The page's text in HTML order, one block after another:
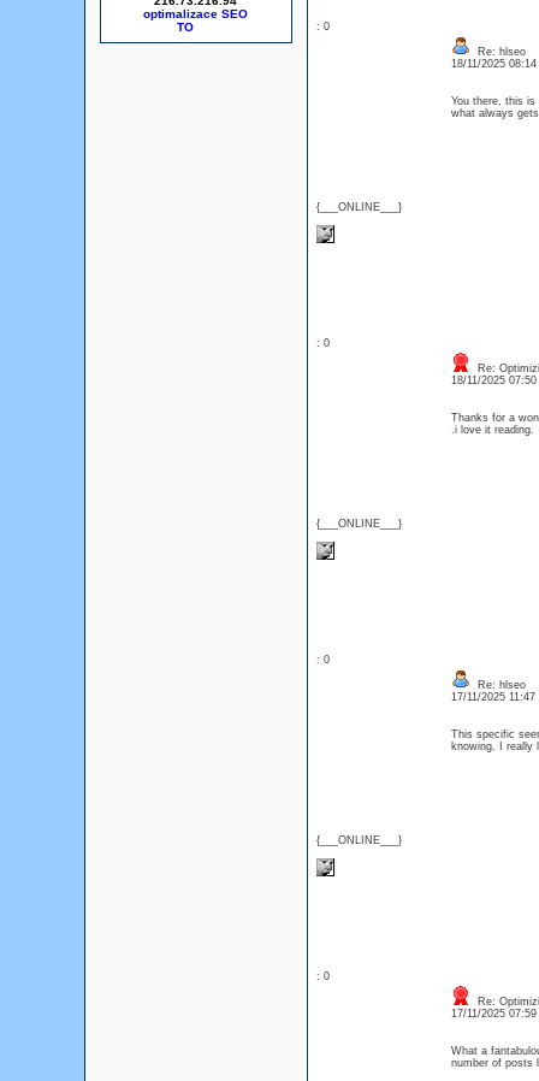
optimalizace SEO
: 0
{___ONLINE___}
Re: hlseo
18/11/2025
You there, this
what always
: 0
{___ONLINE___}
Re:
18/11/2025
Thanks for a
.i love it
: 0
{___ONLINE___}
Re: hlseo
17/11/2025 11:47
This specific
knowing. I
: 0
Re:
17/11/2025
What a
number of